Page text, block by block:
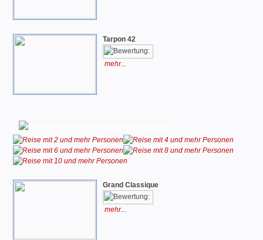
Tarpon 42
mehr...
Grand Classique
mehr...